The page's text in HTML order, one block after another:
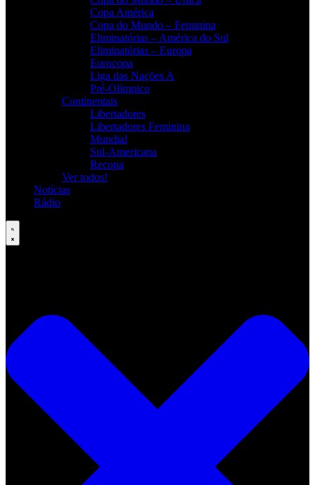
Copa América
Copa do Mundo – Feminina
Eliminatórias – América do Sul
Eliminatórias – Europa
Eurocopa
Liga das Nações A
Pré-Olímpico
Continentais
Libertadores
Libertadores Feminina
Mundial
Sul-Americana
Recopa
Ver todos!
Notícias
Rádio